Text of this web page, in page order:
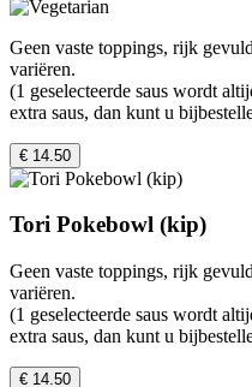
Geen vaste toppings, rijk
variëren.
(1 geselecteerde saus wordt
extra saus, dan kunt u
€ 14.50
Tori Pokebowl (kip)
Geen vaste toppings, rijk
variëren.
(1 geselecteerde saus wordt
extra saus, dan kunt u
€ 14.50